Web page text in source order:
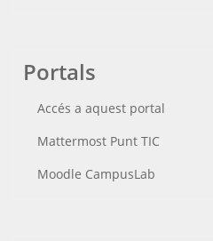
Portals
Accés a aquest portal
Mattermost Punt TIC
Moodle CampusLab